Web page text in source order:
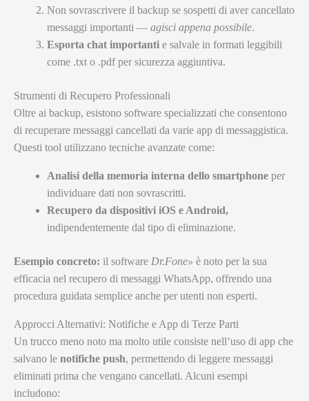
Non sovrascrivere il backup se sospetti di aver cancellato
messaggi importanti — agisci appena possibile.
Esporta chat importanti e salvale in formati leggibili
come .txt o .pdf per sicurezza aggiuntiva.
Strumenti di Recupero Professionali
Oltre ai backup, esistono software specializzati che consentono
di recuperare messaggi cancellati da varie app di messaggistica.
Questi tool utilizzano tecniche avanzate come:
Analisi della memoria interna dello smartphone per
individuare dati non sovrascritti.
Recupero da dispositivi iOS e Android,
indipendentemente dal tipo di eliminazione.
Esempio concreto: il software Dr.Fone» è noto per la sua
efficacia nel recupero di messaggi WhatsApp, offrendo una
procedura guidata semplice anche per utenti non esperti.
Approcci Alternativi: Notifiche e App di Terze Parti
Un trucco meno noto ma molto utile consiste nell’uso di app che
salvano le notifiche push, permettendo di leggere messaggi
eliminati prima che vengano cancellati. Alcuni esempi
includono: